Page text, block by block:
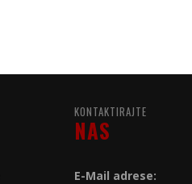
KONTAKTIRAJTE
NAS
E-Mail adrese: